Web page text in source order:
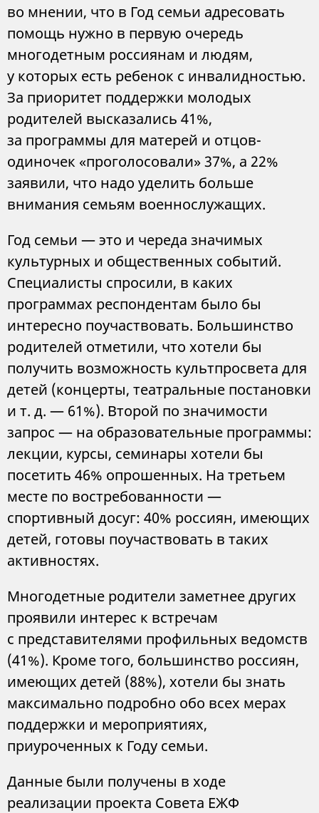
во мнении, что в Год семьи адресовать
помощь нужно в первую очередь
многодетным россиянам и людям,
у которых есть ребенок с инвалидностью.
За приоритет поддержки молодых
родителей высказались 41%,
за программы для матерей и отцов-
одиночек «проголосовали» 37%, а 22%
заявили, что надо уделить больше
внимания семьям военнослужащих.
Год семьи — это и череда значимых
культурных и общественных событий.
Специалисты спросили, в каких
программах респондентам было бы
интересно поучаствовать. Большинство
родителей отметили, что хотели бы
получить возможность культпросвета для
детей (концерты, театральные постановки
и т. д. — 61%). Второй по значимости
запрос — на образовательные программы:
лекции, курсы, семинары хотели бы
посетить 46% опрошенных. На третьем
месте по востребованности —
спортивный досуг: 40% россиян, имеющих
детей, готовы поучаствовать в таких
активностях.
Многодетные родители заметнее других
проявили интерес к встречам
с представителями профильных ведомств
(41%). Кроме того, большинство россиян,
имеющих детей (88%), хотели бы знать
максимально подробно обо всех мерах
поддержки и мероприятиях,
приуроченных к Году семьи.
Данные были получены в ходе
реализации проекта Совета ЕЖФ